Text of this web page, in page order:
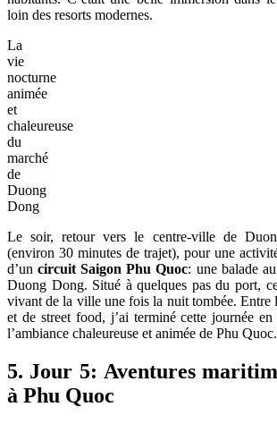
loin des resorts modernes.
La
vie
nocturne
animée
et
chaleureuse
du
marché
de
Duong
Dong
Le soir, retour vers le centre-ville de
(environ 30 minutes de trajet), pour une
d’uncircuit Saigon Phu Quoc: une balade
Duong Dong. Situé à quelques pas du port,
vivant de la ville une fois la nuit tombée. Entre
et de street food, j’ai terminé cette journée
l’ambiance chaleureuse et animée de Phu Quoc.
5. Jour 5: Aventures
à Phu Quoc